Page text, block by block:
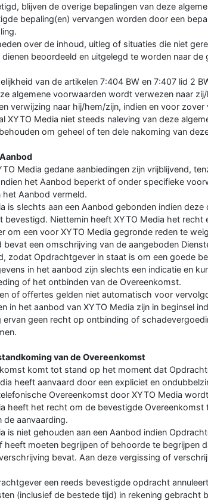
blijven de overige bepalingen van deze
bepaling(en) vervangen worden door een
over de inhoud, uitleg of situaties die niet
beoordeeld en uitgelegd te worden naar de
van de artikelen 7:404 BW en 7:407 lid 2
algemene voorwaarden wordt verwezen naar
verwijzing naar hij/hem/zijn, indien en voor zover
XYTO Media niet steeds naleving van deze
om geheel of ten dele nakoming van
Media gedane aanbiedingen zijn vrijblijvend,
het Aanbod beperkt of onder specifieke
het Aanbod vermeld.
is slechts aan een Aanbod gebonden indien
bevestigd. Niettemin heeft XYTO Media het recht
om een voor XYTO Media gegronde reden te
bevat een omschrijving van de aangeboden
zodat Opdrachtgever in staat is om een goede
in het aanbod zijn slechts een indicatie en
of het ontbinden van de Overeenkomst.
of offertes gelden niet automatisch voor
in het aanbod van XYTO Media zijn in beginsel
ervan geen recht op ontbinding of
van de Overeenkomst
komt tot stand op het moment dat
heeft aanvaard door een expliciet en
Overeenkomst door XYTO Media
heeft het recht om de bevestigde Overeenkomst
de aanvaarding.
is niet gehouden aan een Aanbod indien
heeft moeten begrijpen of behoorde te begrijpen
bevat. Aan deze vergissing of
een reeds bevestigde opdracht
(inclusief de bestede tijd) in rekening gebracht